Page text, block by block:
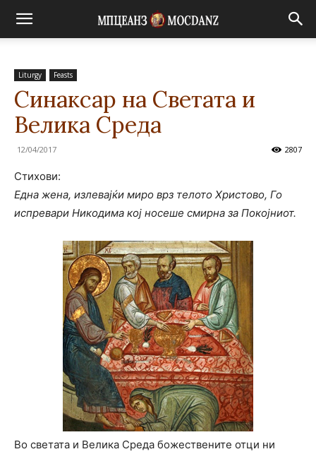
Liturgy Feasts
Синаксар на Светата и
Велика Среда
12/04/2017 2807
Стихови:
Една жена, излевајќи миро врз телото Христово, Го
испревари Никодима кој носеше смирна за Покојниот.
Во светата и Велика Среда божествените отци ни